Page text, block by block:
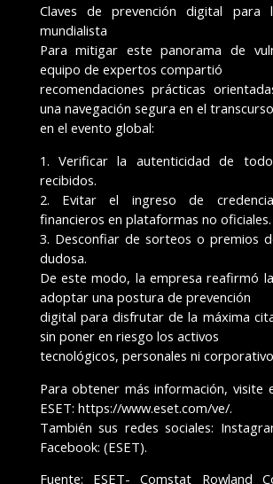
Claves de prevención digital para
mundialista
Para mitigar este panorama de
equipo de expertos compartió
recomendaciones prácticas
una navegación segura en el transcurso
en el evento global:
1. Verificar la autenticidad de
recibidos.
2. Evitar el ingreso de
financieros en plataformas no oficiales.
3. Desconfiar de sorteos o premios
dudosa.
De este modo, la empresa reafirmó
adoptar una postura de prevención
digital para disfrutar de la máxima
sin poner en riesgo los activos
tecnológicos, personales ni
Para obtener más información, visite
ESET: https://www.eset.com/ve/.
También sus redes sociales:
Facebook: (ESET).
Fuente: ESET- Comstat Rowland